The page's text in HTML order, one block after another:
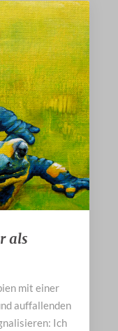
als
mit einer
auffallenden
Ich